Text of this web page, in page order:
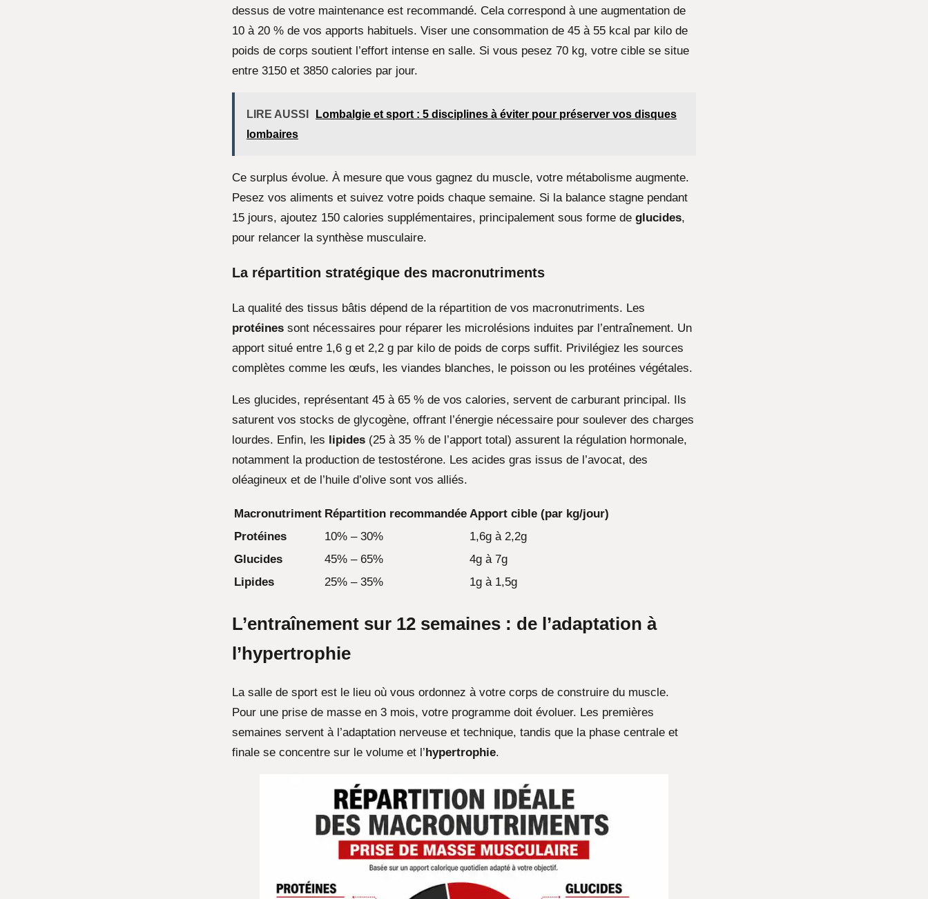
dessus de votre maintenance est recommandé. Cela correspond à une augmentation de
10 à 20 % de vos apports habituels. Viser une consommation de 45 à 55 kcal par kilo de
poids de corps soutient l’effort intense en salle. Si vous pesez 70 kg, votre cible se situe
entre 3150 et 3850 calories par jour.
LIRE AUSSI
Lombalgie et sport : 5 disciplines à éviter pour préserver vos disques
lombaires
Ce surplus évolue. À mesure que vous gagnez du muscle, votre métabolisme augmente.
Pesez vos aliments et suivez votre poids chaque semaine. Si la balance stagne pendant
15 jours, ajoutez 150 calories supplémentaires, principalement sous forme de glucides,
pour relancer la synthèse musculaire.
La répartition stratégique des macronutriments
La qualité des tissus bâtis dépend de la répartition de vos macronutriments. Les
protéines sont nécessaires pour réparer les microlésions induites par l’entraînement. Un
apport situé entre 1,6 g et 2,2 g par kilo de poids de corps suffit. Privilégiez les sources
complètes comme les œufs, les viandes blanches, le poisson ou les protéines végétales.
Les glucides, représentant 45 à 65 % de vos calories, servent de carburant principal. Ils
saturent vos stocks de glycogène, offrant l’énergie nécessaire pour soulever des charges
lourdes. Enfin, les
lipides (25 à 35 % de l’apport total) assurent la régulation hormonale,
notamment la production de testostérone. Les acides gras issus de l’avocat, des
oléagineux et de l’huile d’olive sont vos alliés.
Macronutriment Répartition recommandée Apport cible (par kg/jour)
Protéines
10% – 30%
1,6g à 2,2g
Glucides
45% – 65%
4g à 7g
Lipides
25% – 35% 1g à 1,5g
L’entraînement sur 12 semaines : de l’adaptation à
l’hypertrophie
La salle de sport est le lieu où vous ordonnez à votre corps de construire du muscle.
Pour une prise de masse en 3 mois, votre programme doit évoluer. Les premières
semaines servent à l’adaptation nerveuse et technique, tandis que la phase centrale et
finale se concentre sur le volume et l’hypertrophie.